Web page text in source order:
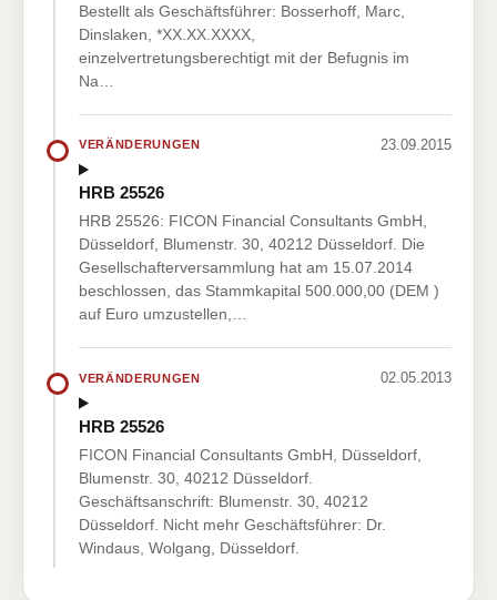
Bestellt als Geschäftsführer: Bosserhoff, Marc,
Dinslaken, *XX.XX.XXXX,
einzelvertretungsberechtigt mit der Befugnis im
Na…
VERÄNDERUNGEN 23.09.2015
HRB 25526
HRB 25526: FICON Financial Consultants GmbH,
Düsseldorf, Blumenstr. 30, 40212 Düsseldorf. Die
Gesellschafterversammlung hat am 15.07.2014
beschlossen, das Stammkapital 500.000,00 (DEM )
auf Euro umzustellen,…
VERÄNDERUNGEN 02.05.2013
HRB 25526
FICON Financial Consultants GmbH, Düsseldorf,
Blumenstr. 30, 40212 Düsseldorf.
Geschäftsanschrift: Blumenstr. 30, 40212
Düsseldorf. Nicht mehr Geschäftsführer: Dr.
Windaus, Wolgang, Düsseldorf.